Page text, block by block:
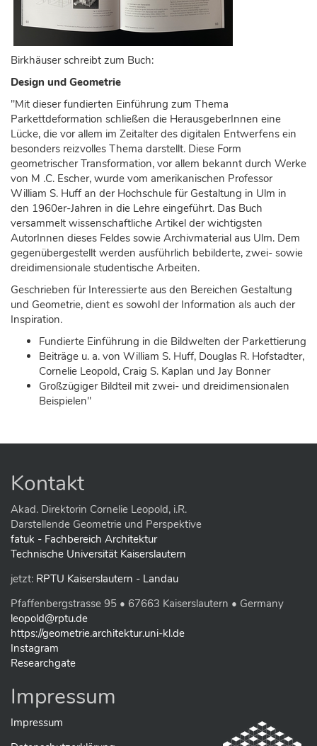
Birkhäuser schreibt zum Buch:
Design und Geometrie
"Mit dieser fundierten Einführung zum Thema
Parkettdeformation schließen die HerausgeberInnen eine
Lücke, die vor allem im Zeitalter des digitalen Entwerfens ein
besonders reizvolles Thema darstellt. Diese Form
geometrischer Transformation, vor allem bekannt durch Werke
von M .C. Escher, wurde vom amerikanischen Professor
William S. Huff an der Hochschule für Gestaltung in Ulm in
den 1960er-Jahren in die Lehre eingeführt. Das Buch
versammelt wissenschaftliche Artikel der wichtigsten
AutorInnen dieses Feldes sowie Archivmaterial aus Ulm. Dem
gegenübergestellt werden ausführlich bebilderte, zwei- sowie
dreidimensionale studentische Arbeiten.
Geschrieben für Interessierte aus den Bereichen Gestaltung
und Geometrie, dient es sowohl der Information als auch der
Inspiration.
Fundierte Einführung in die Bildwelten der Parkettierung
Beiträge u. a. von William S. Huff, Douglas R. Hofstadter,
Cornelie Leopold, Craig S. Kaplan und Jay Bonner
Großzügiger Bildteil mit zwei- und dreidimensionalen
Beispielen"
Kontakt
Akad. Direktorin Cornelie Leopold, i.R.
Darstellende Geometrie und Perspektive
fatuk - Fachbereich Architektur
Technische Universität Kaiserslautern
jetzt: RPTU Kaiserslautern - Landau
Pfaffenbergstrasse 95 • 67663 Kaiserslautern • Germany
leopold@rptu.de
https://geometrie.architektur.uni-kl.de
Instagram
Researchgate
Impressum
Impressum